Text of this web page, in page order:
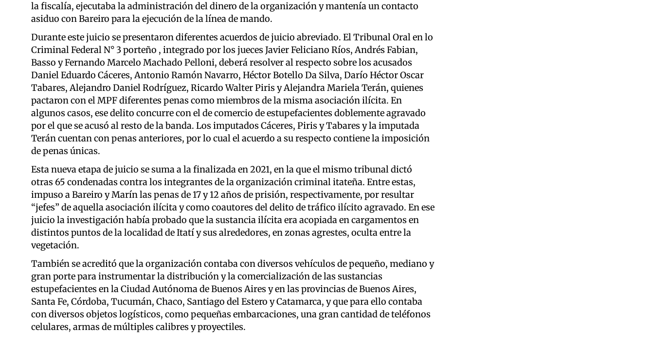
la fiscalía, ejecutaba la administración del dinero de la organización y mantenía un contacto
asiduo con Bareiro para la ejecución de la línea de mando.
Durante este juicio se presentaron diferentes acuerdos de juicio abreviado. El Tribunal Oral en lo
Criminal Federal N° 3 porteño , integrado por los jueces Javier Feliciano Ríos, Andrés Fabian,
Basso y Fernando Marcelo Machado Pelloni, deberá resolver al respecto sobre los acusados
Daniel Eduardo Cáceres, Antonio Ramón Navarro, Héctor Botello Da Silva, Darío Héctor Oscar
Tabares, Alejandro Daniel Rodríguez, Ricardo Walter Piris y Alejandra Mariela Terán, quienes
pactaron con el MPF diferentes penas como miembros de la misma asociación ilícita. En
algunos casos, ese delito concurre con el de comercio de estupefacientes doblemente agravado
por el que se acusó al resto de la banda. Los imputados Cáceres, Piris y Tabares y la imputada
Terán cuentan con penas anteriores, por lo cual el acuerdo a su respecto contiene la imposición
de penas únicas.
Esta nueva etapa de juicio se suma a la finalizada en 2021, en la que el mismo tribunal dictó
otras 65 condenadas contra los integrantes de la organización criminal itateña. Entre estas,
impuso a Bareiro y Marín las penas de 17 y 12 años de prisión, respectivamente, por resultar
“jefes” de aquella asociación ilícita y como coautores del delito de tráfico ilícito agravado. En ese
juicio la investigación había probado que la sustancia ilícita era acopiada en cargamentos en
distintos puntos de la localidad de Itatí y sus alrededores, en zonas agrestes, oculta entre la
vegetación.
También se acreditó que la organización contaba con diversos vehículos de pequeño, mediano y
gran porte para instrumentar la distribución y la comercialización de las sustancias
estupefacientes en la Ciudad Autónoma de Buenos Aires y en las provincias de Buenos Aires,
Santa Fe, Córdoba, Tucumán, Chaco, Santiago del Estero y Catamarca, y que para ello contaba
con diversos objetos logísticos, como pequeñas embarcaciones, una gran cantidad de teléfonos
celulares, armas de múltiples calibres y proyectiles.